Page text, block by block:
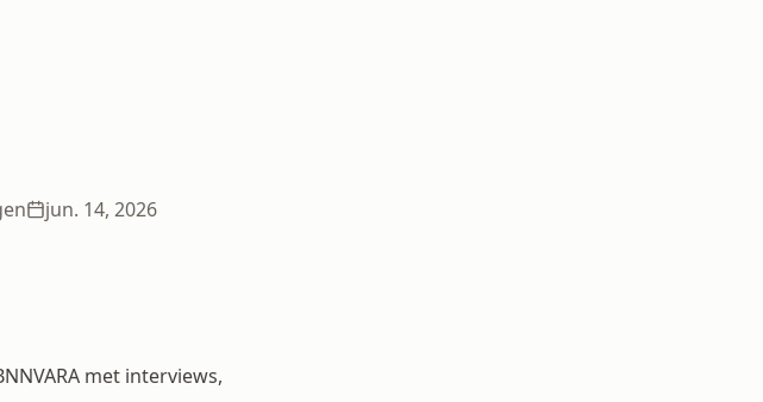
jun. 14, 2026
met interviews,